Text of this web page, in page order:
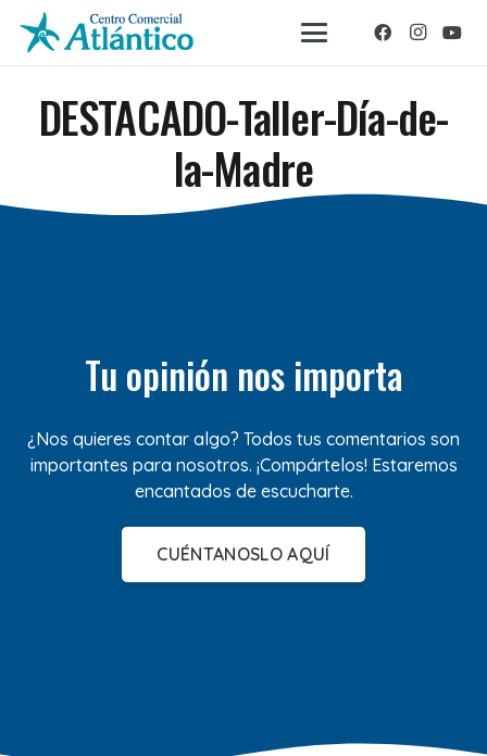
DESTACADO-Taller-Día-de-
la-Madre
Tu opinión nos importa
¿Nos quieres contar algo? Todos tus comentarios son
importantes para nosotros. ¡Compártelos! Estaremos
encantados de escucharte.
CUÉNTANOSLO AQUÍ